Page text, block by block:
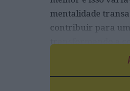
mentalidade
contribuir para
transformando a
todos.” O artigo